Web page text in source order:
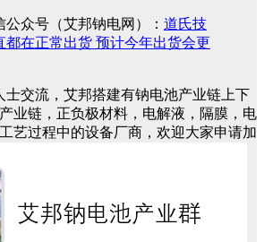
公众号（艾邦钠电网）： 道氏技
都在正常出货 预计今年出货会更
士交流，艾邦搭建有钠电池产业链上下
业链，正负极材料，电解液，隔膜，电
艺过程中的设备厂商，欢迎大家申请加